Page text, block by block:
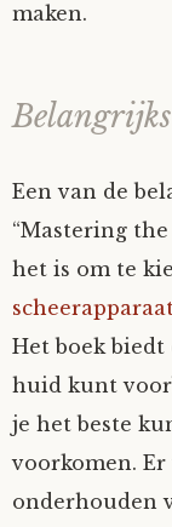
maken.
Een van de
“Mastering
het is om te
Het boek
huid kunt
je het beste
voorkomen.
onderhouden